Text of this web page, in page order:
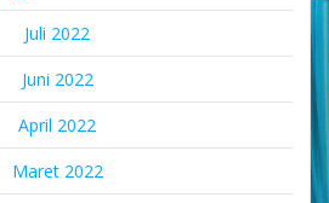
Juli 2022
Juni 2022
April 2022
Maret 2022